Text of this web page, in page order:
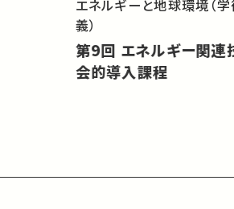
エネルギーと地球環境（
義）
第9回 エネルギー関連技術と社
会的導入課程